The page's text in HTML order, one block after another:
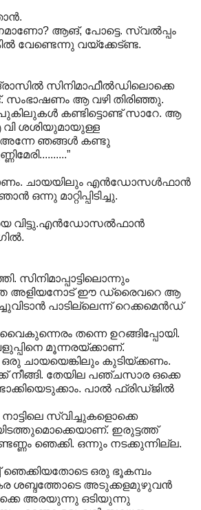
ആങ്, പോട്ടെ. സ്വൽ‌പ്പം
വേണ്ടെന്നു വയ്ക്കേട്ണ്ട.
സിനിമാഫീൽഡിലൊക്കെ
സംഭാഷണം ആ വഴി തിരിഞ്ഞു.
കണ്ടിട്ടൊണ്ട് സാറേ. ആ
വി ശശിയുമായുള്ള
അന്നേ ഞങ്ങൾ കണ്ടു
ചായയിലും എൻഡോസൾഫാൻ
ഒന്നു മാറ്റിപ്പിടിച്ചു.
വിട്ടു.എൻഡോസൽഫാൻ
സിനിമാപ്പാട്ടിലൊന്നും
അളിയനോട് ഈ ഡ്രൈവറെ ആ
പാടില്ലെന്ന് റെക്കമെൻഡ്
തന്നെ ഉറങ്ങിപ്പോയി.
മൂന്നരയ്ക്കാണ്.
ചായയെങ്കിലും കുടിയ്ക്കണം.
നീങ്ങി. തേയില പഞ്ചസാര ഒക്കെ
പാൽ ഫ്രിഡ്ജിൽ
സ്വിച്ചുകളൊക്കെ
ഇരുട്ടത്ത്
ഞെക്കി. ഒന്നും നടക്കുന്നില്ല.
ഞെക്കിയതോടെ ഒരു ഭൂകമ്പം
ശബ്ദത്തോടെ അടുക്കളമുഴുവൻ
അരയുന്നു ഒടിയുന്നു